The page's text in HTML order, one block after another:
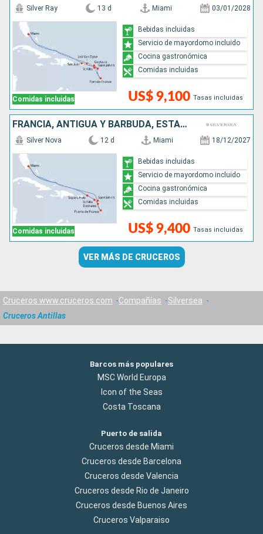
Comidas incluidas
Silver Ray 13 d Miami 03/01/2028
US$ 9,100 Tasas incluidas
Bebidas incluidas
Servicio de mayordomo incluido
Cocina gastronómica
Comidas incluidas
FRANCIA, ANTIGUA Y BARBUDA, ESTADOS UNIDOS
Comidas incluidas
Silver Nova 12 d Miami 18/12/2027
US$ 9,400 Tasas incluidas
Bebidas incluidas
Servicio de mayordomo incluido
Cocina gastronómica
Comidas incluidas
VER MÁS DE CRUCEROS
Cruceros www.cruceros.com Compañías
Silversea
Cruceros Antillas
Barcos más populares
MSC World Europa
Icon of the Seas
Costa Toscana
Puerto de salida
Cruceros desde Miami
Cruceros desde Barcelona
Cruceros desde Valencia
Cruceros desde Rio de Janeiro
Cruceros desde Buenos Aires
Cruceros Valparaiso